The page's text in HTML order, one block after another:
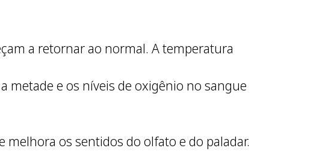
a retornar ao normal. A temperatura
metade e os níveis de oxigênio no sangue
melhora os sentidos do olfato e do paladar.